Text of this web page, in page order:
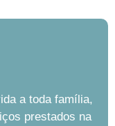
a toda família,
prestados na